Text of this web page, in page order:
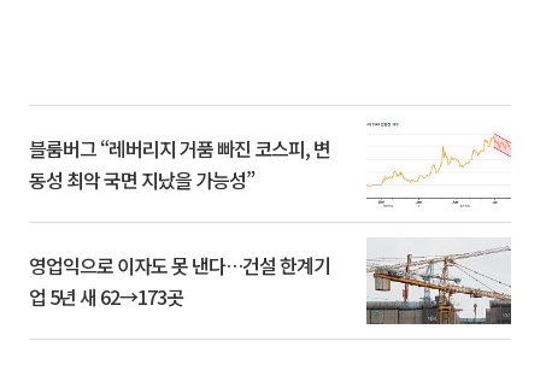
블룸버그 “레버리지 거품 빠진 코스피, 변
동성 최악 국면 지났을 가능성”
영업익으로 이자도 못 낸다…건설 한계기
업 5년 새 62→173곳